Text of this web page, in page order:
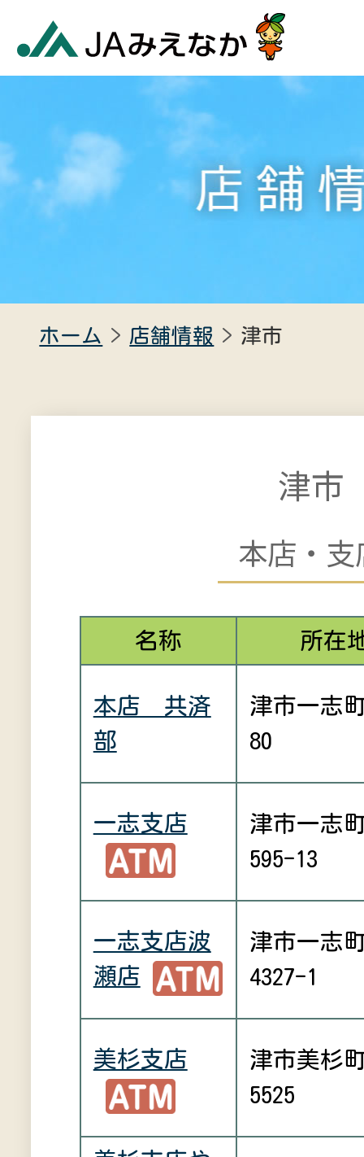
ホーム 店舗情報 津市
津市
本店・支
名称 所在
本店 共済
部
津市一志
80
一志支店
津市一志
595-13
一志支店波
瀬店
津市一志
4327-1
美杉支店
津市美杉
5525